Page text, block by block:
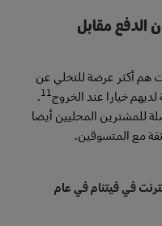
الدفع مقابل
هم أكثر عرضة للتخلي عن
خيارا عند الخروج11
.
للمشترين المحليين أيضا
مع المتسوقين.
في فيتنام في عام